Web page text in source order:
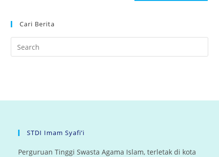
Cari Berita
STDI Imam Syafi’i
Perguruan Tinggi Swasta Agama Islam, terletak di kota